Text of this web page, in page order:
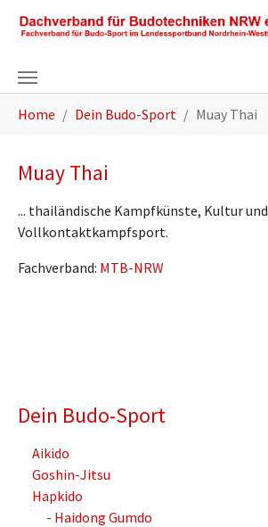
Home Dein Budo-Sport Muay Thai
Muay Thai
... thailändische Kampfkünste, Kultur und
Vollkontaktkampfsport.
Fachverband: MTB-NRW
Dein Budo-Sport
Aikido
Goshin-Jitsu
Hapkido
- Haidong Gumdo